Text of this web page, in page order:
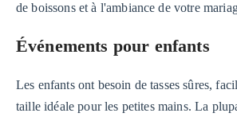
de boissons et à l'ambiance de votre
Événements pour enfants
Les enfants ont besoin de tasses sûres,
taille idéale pour les petites mains. La